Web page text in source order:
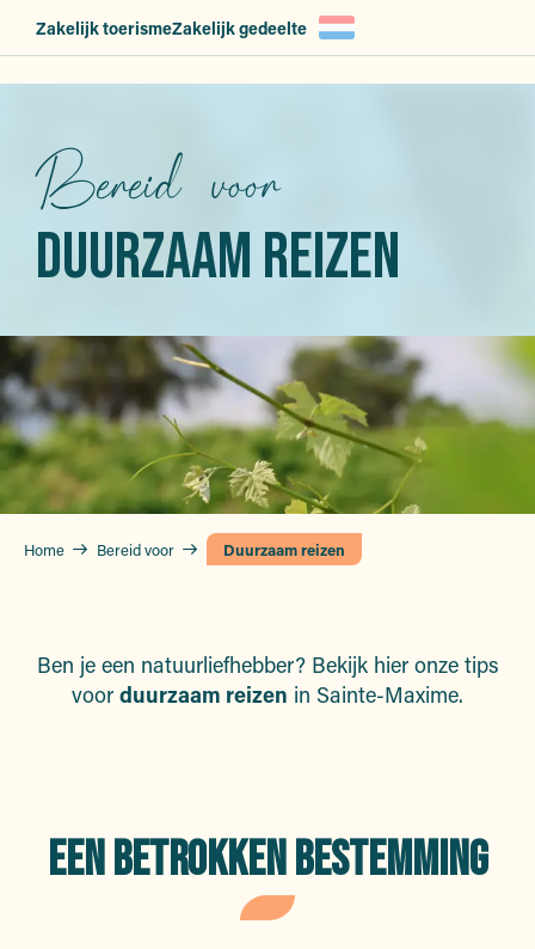
Zakelijk toerismeZakelijk gedeelte
Bereid voor
DUURZAAM REIZEN
Home Bereid voor Duurzaam reizen
Ben je een natuurliefhebber? Bekijk hier onze tips
voor duurzaam reizen in Sainte-Maxime.
EEN BETROKKEN BESTEMMING